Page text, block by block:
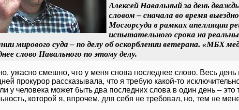
Алексей Навальный за день
словом – сначала во время
Мосгорсуда в рамках апелляции
испытательного срока на
мирового суда – по делу об оскорблении ветерана. «МБХ
слово Навального по этому делу.
ужасно смешно, что у меня снова последнее слово. Весь день
прокурор рассказывала, что я требую какой-то
у человека может быть два последних слова в один день – это
которой я, впрочем, для себя не требовал, но, тем не